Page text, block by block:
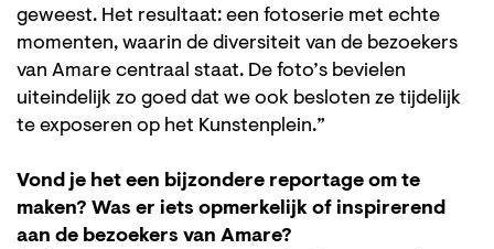
geweest. Het resultaat: een fotoserie met echte
momenten, waarin de diversiteit van de bezoekers
van Amare centraal staat. De foto’s bevielen
uiteindelijk zo goed dat we ook besloten ze tijdelijk
te exposeren op het Kunstenplein.”
Vond je het een bijzondere reportage om te
maken? Was er iets opmerkelijk of inspirerend
aan de bezoekers van Amare?